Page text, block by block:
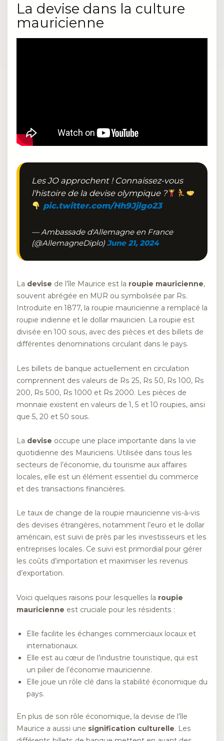
La devise dans la culture
mauricienne
Les JO approchent ! Connaissez-vous
l'histoire de la devise olympique ?
pic.twitter.com/Hh9Jjlgo23
— Ambassade d'Allemagne en France
(@AllemagneDiplo) June 21, 2024
La devise de l’île Maurice est la roupie mauricienne,
souvent abrégée en MUR ou symbolisée par Rs.
Introduite en 1877, la roupie mauricienne a remplacé la
roupie indienne et le dollar mauricien. La roupie est
divisée en 100 sous, avec des pièces et des billets de
différentes denominations circulant dans le pays.
Les billets de banque actuellement en circulation
comprennent des valeurs de Rs 25, Rs 50, Rs 100, Rs
200, Rs 500, Rs 1000 et Rs 2000. Les pièces de
monnaie existent en valeurs de 1, 5 et 10 roupies, ainsi
que 5, 20 et 50 sous.
La devise occupe une place importante dans la vie
quotidienne des Mauriciens. Utilisée dans tous les
secteurs de l’économie, du tourisme aux affaires
locales, elle est un élément essentiel du commerce
et des transactions financières.
Le taux de change de la roupie mauricienne vis-à-vis
des devises étrangères, notamment l’euro et le dollar
américain, est suivi de près par les investisseurs et les
entreprises locales. Ce suivi est primordial pour gérer
les coûts d’importation et maximiser les revenus
d’exportation.
Voici quelques raisons pour lesquelles la roupie
mauricienne est cruciale pour les résidents :
Elle facilite les échanges commerciaux locaux et
internationaux.
Elle est au cœur de l’industrie touristique, qui est
un pilier de l’économie mauricienne.
Elle joue un rôle clé dans la stabilité économique du
pays.
En plus de son rôle économique, la devise de l’île
Maurice a aussi une signification culturelle. Les